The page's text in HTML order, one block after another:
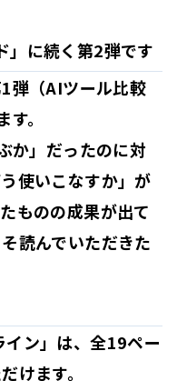
」に続く第2弾です
弾（AIツール比較
。
か」だったのに対
使いこなすか」が
ものの成果が出て
読んでいただきた
イン」は、全19ペー
けます。